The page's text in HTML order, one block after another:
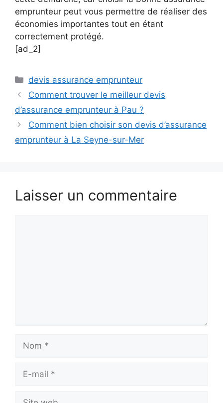
emprunteur peut vous permettre de réaliser des
économies importantes tout en étant
correctement protégé.
[ad_2]
Catégories
devis assurance emprunteur
Comment trouver le meilleur devis
d’assurance emprunteur à Pau ?
Comment bien choisir son devis d’assurance
emprunteur à La Seyne-sur-Mer
Laisser un commentaire
mail